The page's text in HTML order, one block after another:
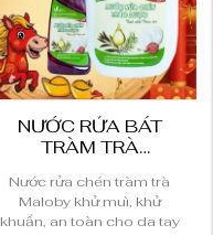
NƯỚC RỬA BÁT
TRÀM TRÀ
Nước rửa chén tràm trà
Maloby khử muì, khử
khuẩn, an toàn cho da tay